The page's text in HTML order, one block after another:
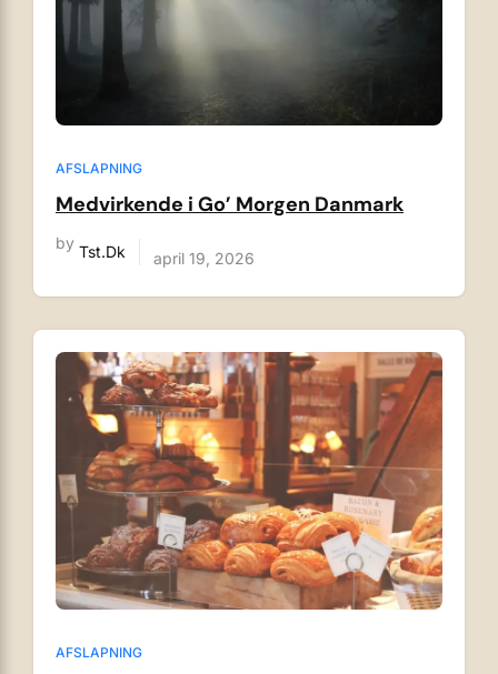
AFSLAPNING
Medvirkende i Go’ Morgen Danmark
by Tst.dk april 19, 2026
AFSLAPNING